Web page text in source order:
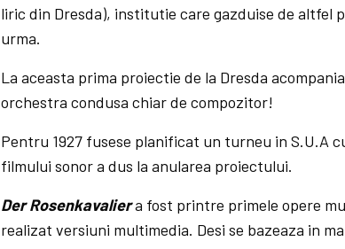
liric din Dresda), institutie care gazduise de altfel
urma.
La aceasta prima proiectie de la Dresda
orchestra condusa chiar de compozitor!
Pentru 1927 fusese planificat un turneu in S.U.A
filmului sonor a dus la anularea proiectului.
Der Rosenkavaliera fost printre primele opere
realizat versiuni multimedia. Desi se bazeaza in